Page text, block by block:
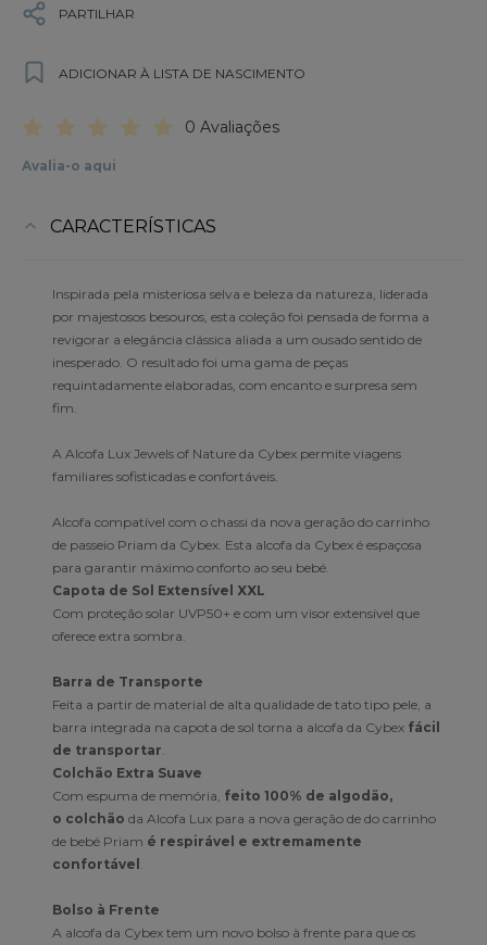
PARTILHAR
ADICIONAR À LISTA DE NASCIMENTO
0 Avaliações
Avalia-o aqui
CARACTERÍSTICAS
Inspirada pela misteriosa selva e beleza da natureza, liderada
por majestosos besouros, esta coleção foi pensada de forma a
revigorar a elegância clássica aliada a um ousado sentido de
inesperado. O resultado foi uma gama de peças
requintadamente elaboradas, com encanto e surpresa sem
fim.
A Alcofa Lux Jewels of Nature da Cybex permite viagens
familiares sofisticadas e confortáveis.
Alcofa compatível com o chassi da nova geração do carrinho
de passeio Priam da Cybex. Esta alcofa da Cybex é espaçosa
para garantir máximo conforto ao seu bebé.
Capota de Sol Extensível XXL
Com proteção solar UVP50+ e com um visor extensível que
oferece extra sombra.
Barra de Transporte
Feita a partir de material de alta qualidade de tato tipo pele, a
barra integrada na capota de sol torna a alcofa da Cybex fácil
de transportar
Colchão Extra Suave
Com espuma de memória, feito 100% de algodão,
o colchão da Alcofa Lux para a nova geração de do carrinho
de bebé Priam é respirável e extremamente
confortável
Bolso à Frente
A alcofa da Cybex tem um novo bolso à frente para que os